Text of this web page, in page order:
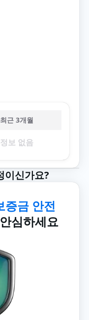
최근 3개월
정보 없음
이신가요?
증금 안전
심하세요